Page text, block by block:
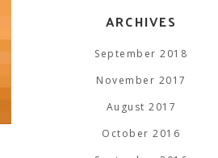
ARCHIVES
September 2018
November 2017
August 2017
October 2016